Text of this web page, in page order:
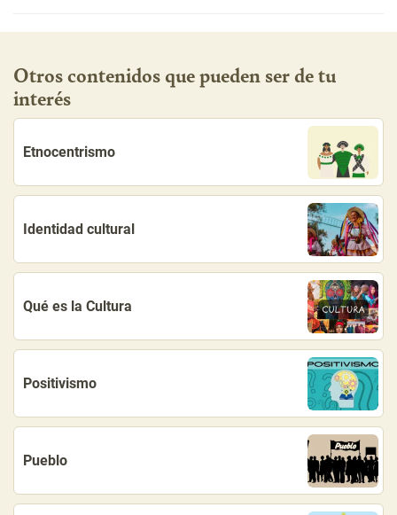
Otros contenidos que pueden ser de tu
interés
Etnocentrismo
Identidad cultural
Qué es la Cultura
Positivismo
Pueblo